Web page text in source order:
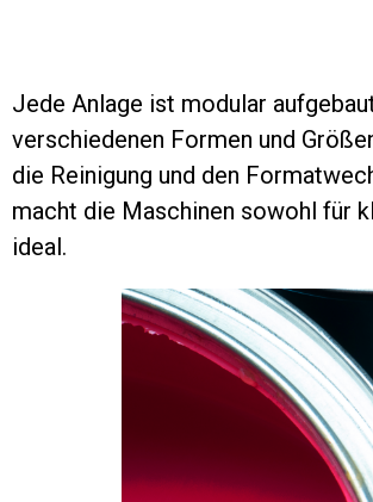
Jede Anlage ist modular
verschiedenen Formen und
die Reinigung und den
macht die Maschinen sowohl für
ideal.